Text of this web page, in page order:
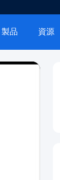
製品 資源